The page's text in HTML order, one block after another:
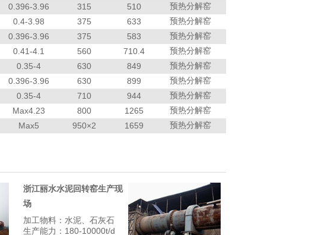
0.396-3.96 315 510
预热分解窑
0.4-3.98 375 633
预热分解窑
0.396-3.96 375 583
预热分解窑
0.41-4.1 560 710.4
预热分解窑
0.35-4 630 849
预热分解窑
0.396-3.96 630 899
预热分解窑
0.35-4 710 944
预热分解窑
Max4.23 800 1265
预热分解窑
Max5 950×2 1659 预热分解窑
浙江丽水水泥回转窑生产现
场
加工物料：水泥、石灰石
生产能力：180-10000t/d